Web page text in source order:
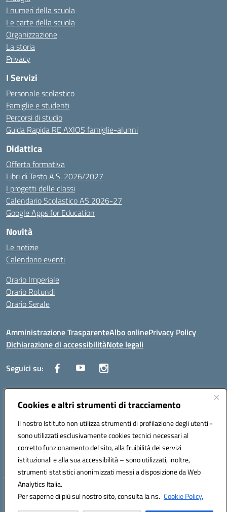
Cookies e altri strumenti di tracciamento
Il nostro Istituto non utilizza strumenti di profilazione degli utenti -
sono utilizzati esclusivamente cookies tecnici necessari al
corretto funzionamento del sito, alla fruibilità dei servizi
istituzionali e alla sua accessibilità – sono utilizzati, inoltre,
strumenti statistici anonimizzati messi a disposizione da Web
Analytics Italia.
Per saperne di più sul nostro sito, consulta la ns. Cookie Policy.
I numeri della scuola
Le carte della scuola
Organizzazione
La storia
Privacy
I Servizi
Personale scolastico
Famiglie e studenti
Percorsi di studio
Guida Rapida RE AXIOS famiglie-alunni
Didattica
Offerta formativa
Libri di Testo A.S. 2026/2027
I progetti delle classi
Calendario Scolastico AS 2026-27
Google Apps for Education
Novità
Le notizie
Calendario eventi
Orario Imperiale
Orario Rotundi
Orario Serale
Amministrazione TrasparenteAlbo onlinePrivacy Policy
Dichiarazione di accessibilitàNote legali
Seguici su:
Indirizzo:Via Generale Francesco Rotundi 4, 71121 Foggia (FG)
Posta elettronica certificata (PEC):fgtf13000c@pec.istruzione.it
Codice fiscale: 94090750715
Codice meccanografico: FGTF13000C
Hosting & Powered by 3D Solution S.r.l.
Concept & Design by Designers Italia